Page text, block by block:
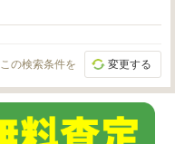
この検索条件を 変更する